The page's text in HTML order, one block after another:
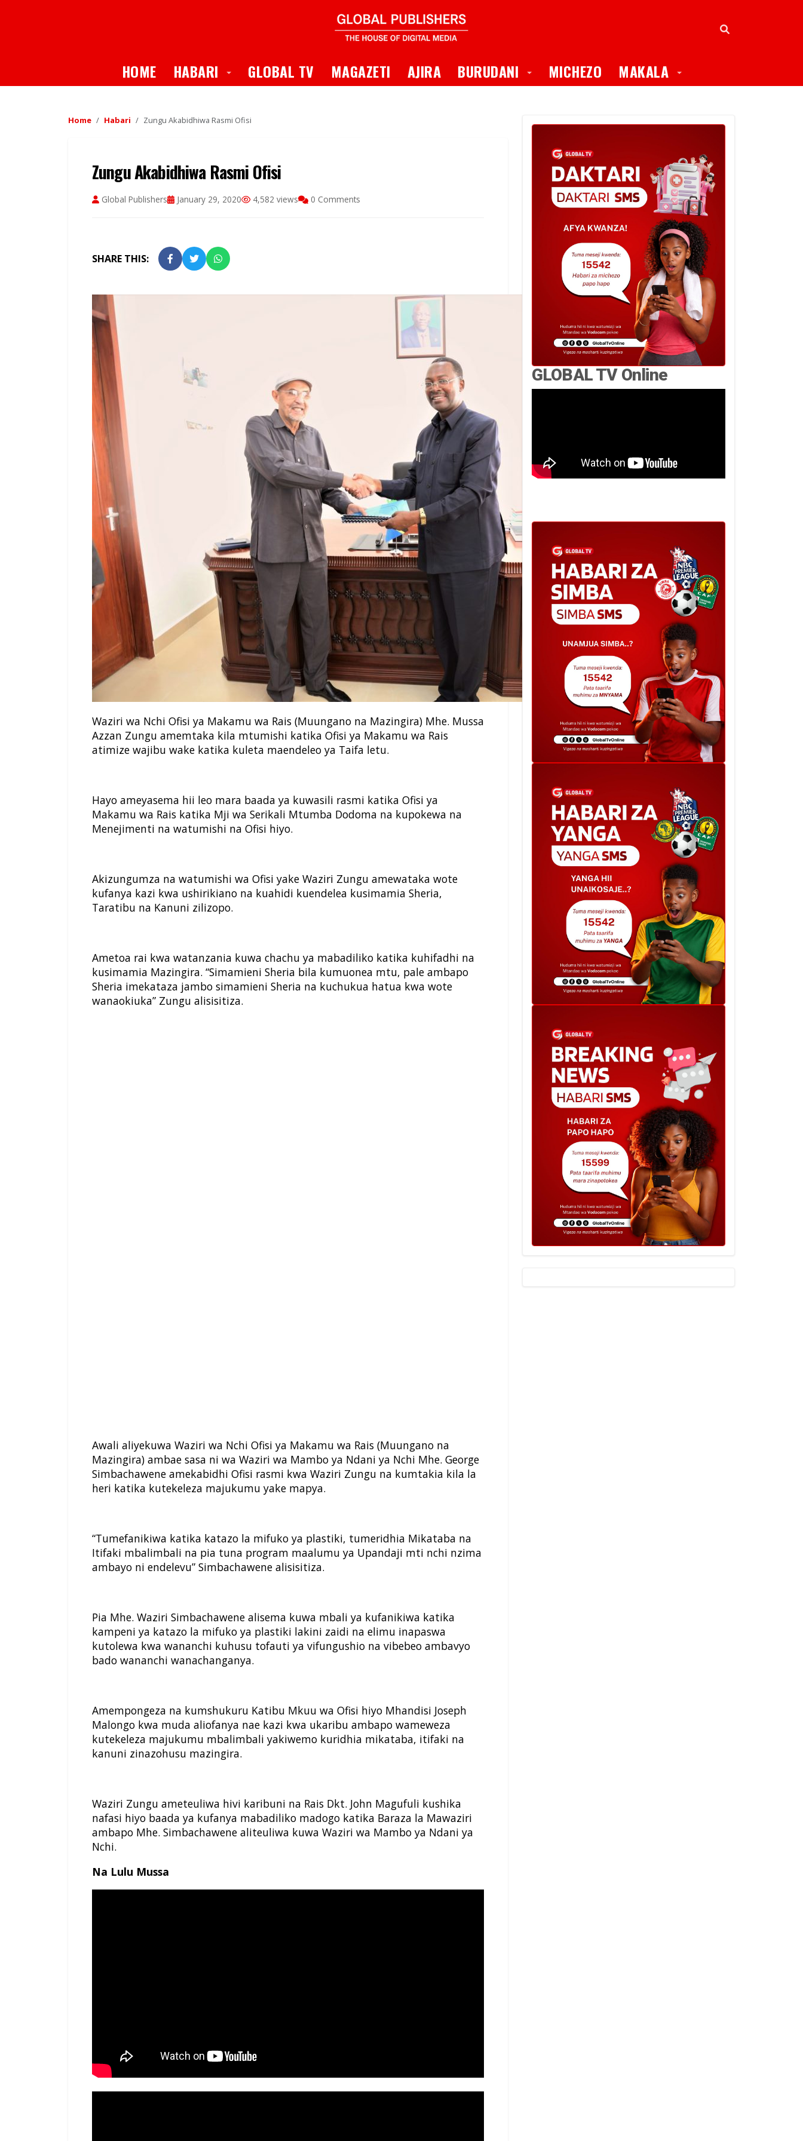
HOME HABARI Toggle Dropdown
GLOBAL TV MAGAZETI AJIRA BURUDANI Toggle Dropdown
MICHEZO MAKALA Toggle Dropdown
Home Habari Zungu Akabidhiwa Rasmi Ofisi
Zungu Akabidhiwa Rasmi Ofisi
Global Publishers January 29, 2020 4,582 views 0 Comments
SHARE THIS:
Waziri wa Nchi Ofisi ya Makamu wa Rais (Muungano na Mazingira) Mhe. Mussa
Azzan Zungu amemtaka kila mtumishi katika Ofisi ya Makamu wa Rais
atimize wajibu wake katika kuleta maendeleo ya Taifa letu.
Hayo ameyasema hii leo mara baada ya kuwasili rasmi katika Ofisi ya
Makamu wa Rais katika Mji wa Serikali Mtumba Dodoma na kupokewa na
Menejimenti na watumishi na Ofisi hiyo.
Akizungumza na watumishi wa Ofisi yake Waziri Zungu amewataka wote
kufanya kazi kwa ushirikiano na kuahidi kuendelea kusimamia Sheria,
Taratibu na Kanuni zilizopo.
Ametoa rai kwa watanzania kuwa chachu ya mabadiliko katika kuhifadhi na
kusimamia Mazingira. “Simamieni Sheria bila kumuonea mtu, pale ambapo
Sheria imekataza jambo simamieni Sheria na kuchukua hatua kwa wote
wanaokiuka” Zungu alisisitiza.
Awali aliyekuwa Waziri wa Nchi Ofisi ya Makamu wa Rais (Muungano na
Mazingira) ambae sasa ni wa Waziri wa Mambo ya Ndani ya Nchi Mhe. George
Simbachawene amekabidhi Ofisi rasmi kwa Waziri Zungu na kumtakia kila la
heri katika kutekeleza majukumu yake mapya.
“Tumefanikiwa katika katazo la mifuko ya plastiki, tumeridhia Mikataba na
Itifaki mbalimbali na pia tuna program maalumu ya Upandaji mti nchi nzima
ambayo ni endelevu” Simbachawene alisisitiza.
Pia Mhe. Waziri Simbachawene alisema kuwa mbali ya kufanikiwa katika
kampeni ya katazo la mifuko ya plastiki lakini zaidi na elimu inapaswa
kutolewa kwa wananchi kuhusu tofauti ya vifungushio na vibebeo ambavyo
bado wananchi wanachanganya.
Amempongeza na kumshukuru Katibu Mkuu wa Ofisi hiyo Mhandisi Joseph
Malongo kwa muda aliofanya nae kazi kwa ukaribu ambapo wameweza
kutekeleza majukumu mbalimbali yakiwemo kuridhia mikataba, itifaki na
kanuni zinazohusu mazingira.
Waziri Zungu ameteuliwa hivi karibuni na Rais Dkt. John Magufuli kushika
nafasi hiyo baada ya kufanya mabadiliko madogo katika Baraza la Mawaziri
ambapo Mhe. Simbachawene aliteuliwa kuwa Waziri wa Mambo ya Ndani ya
Nchi.
Na Lulu Mussa
GLOBAL TV Online